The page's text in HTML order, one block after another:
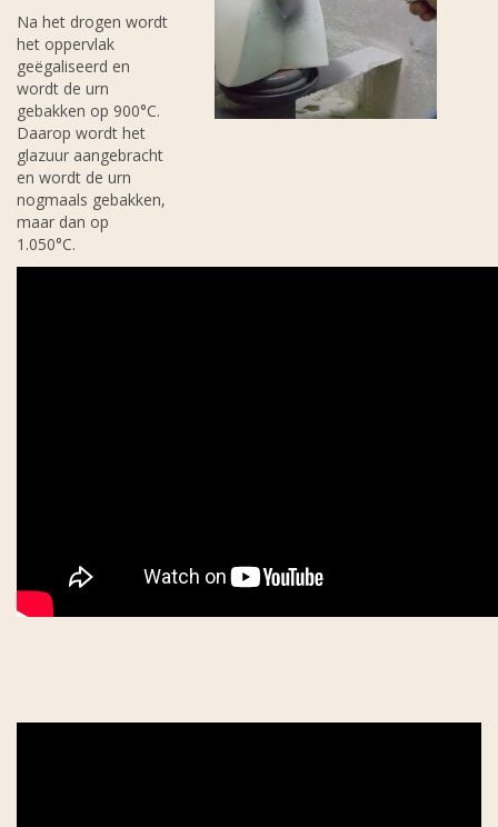
Na het drogen wordt
het oppervlak
geëgaliseerd en
wordt de urn
gebakken op 900°C.
Daarop wordt het
glazuur aangebracht
en wordt de urn
nogmaals gebakken,
maar dan op
1.050°C.